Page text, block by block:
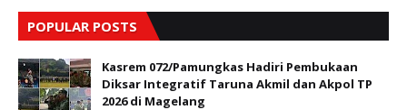
POPULAR POSTS
Kasrem 072/Pamungkas Hadiri Pembukaan
Diksar Integratif Taruna Akmil dan Akpol TP
2026 di Magelang